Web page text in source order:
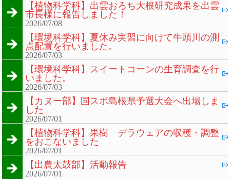
【植物科学科】出雲おろち大根研究成果を出雲
市長様に報告しました！
2026/07/08
【環境科学科】夏休み実習に向けて牛頭川の測
点配置を行いました。
2026/07/03
【環境科学科】スイートコーンの生育調査を行
いました。
2026/07/03
【カヌー部】国スポ島根県予選大会へ出場しま
した
2026/07/01
【植物科学科】果樹 デラウェアの収穫・調整
をおこないました
2026/07/01
【出農太鼓部】活動報告
2026/07/01